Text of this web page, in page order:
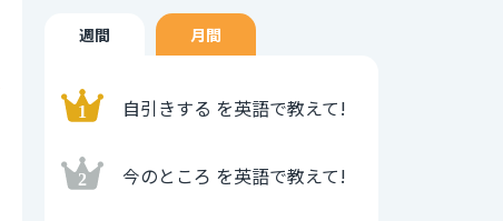
週間 月間
自引きする を英語で教えて!
今のところ を英語で教えて!